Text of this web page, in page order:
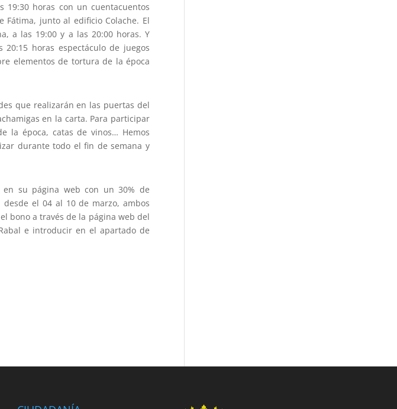
19:30 horas con un cuentacuentos
Fátima, junto al edificio Colache. El
a las 19:00 y a las 20:00 horas. Y
horas espectáculo de juegos
elementos de tortura de la época
que realizarán en las puertas del
en la carta. Para participar
la época, catas de vinos… Hemos
durante todo el fin de semana y
en su página web con un 30% de
el 04 al 10 de marzo, ambos
bono a través de la página web del
e introducir en el apartado de